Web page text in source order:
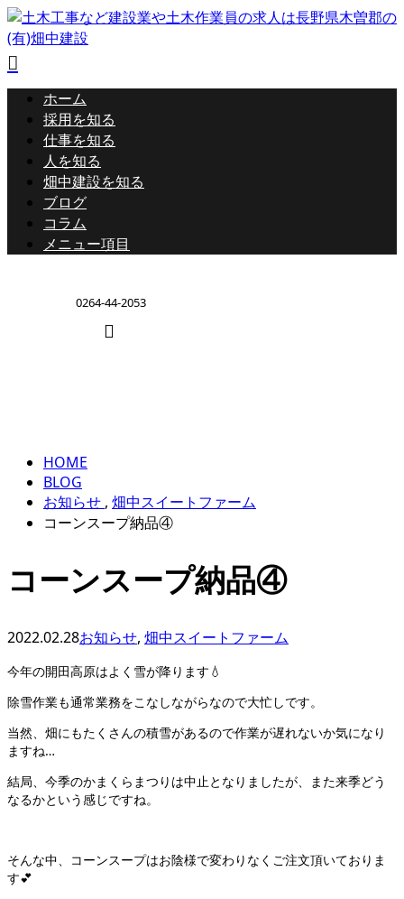
ホーム
採用を知る
仕事を知る
人を知る
畑中建設を知る
ブログ
コラム
メニュー項目
0264-44-2053
HOME
BLOG
お知らせ , 畑中スイートファーム
コーンスープ納品④
コーンスープ納品④
2022.02.28お知らせ, 畑中スイートファーム
今年の開田高原はよく雪が降ります💧
除雪作業も通常業務をこなしながらなので大忙しです。
当然、畑にもたくさんの積雪があるので作業が遅れないか気になり
ますね…
結局、今季のかまくらまつりは中止となりましたが、また来季どう
なるかという感じですね。
そんな中、コーンスープはお陰様で変わりなくご注文頂いておりま
す💕